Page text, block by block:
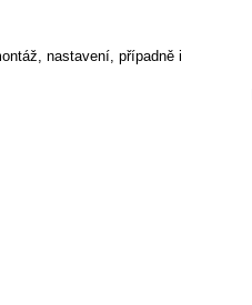
nastavení, případně i